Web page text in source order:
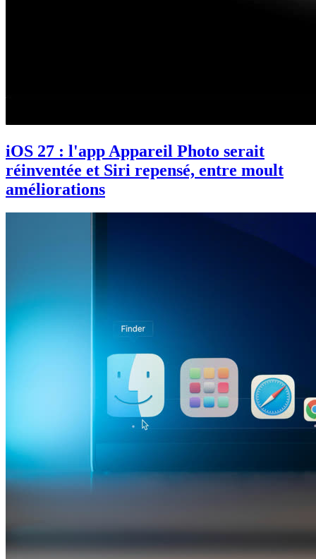
iOS 27 : l'app Appareil Photo serait
réinventée et Siri repensé, entre moult
améliorations